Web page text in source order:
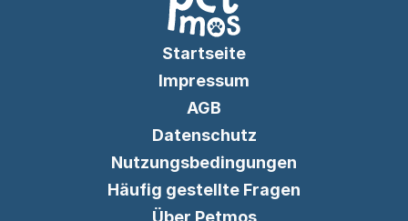
Startseite
Impressum
AGB
Datenschutz
Nutzungsbedingungen
Häufig gestellte Fragen
Über Petmos